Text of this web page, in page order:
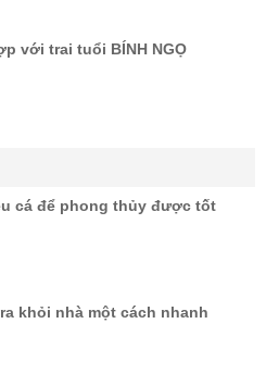
với trai tuổi BÍNH NGỌ
cá để phong thủy được tốt
khỏi nhà một cách nhanh